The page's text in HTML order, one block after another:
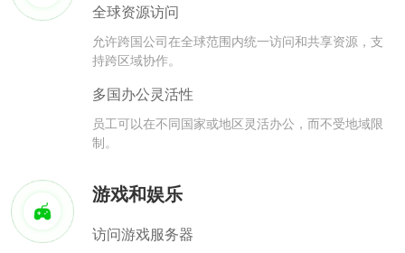
全球资源访问
允许跨国公司在全球范围内统一访问和共享资源，支
持跨区域协作。
多国办公灵活性
员工可以在不同国家或地区灵活办公，而不受地域限
制。
游戏和娱乐
访问游戏服务器